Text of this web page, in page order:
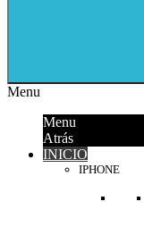
Menu
Menu
Atrás
INICIO
IPHONE